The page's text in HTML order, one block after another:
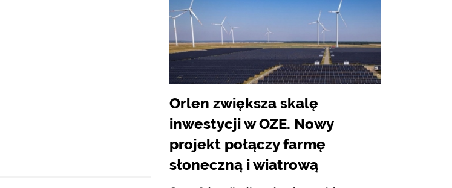
Orlen zwiększa skalę
inwestycji w OZE. Nowy
projekt połączy farmę
słoneczną i wiatrową